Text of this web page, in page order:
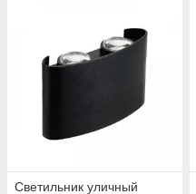
Светильник уличный